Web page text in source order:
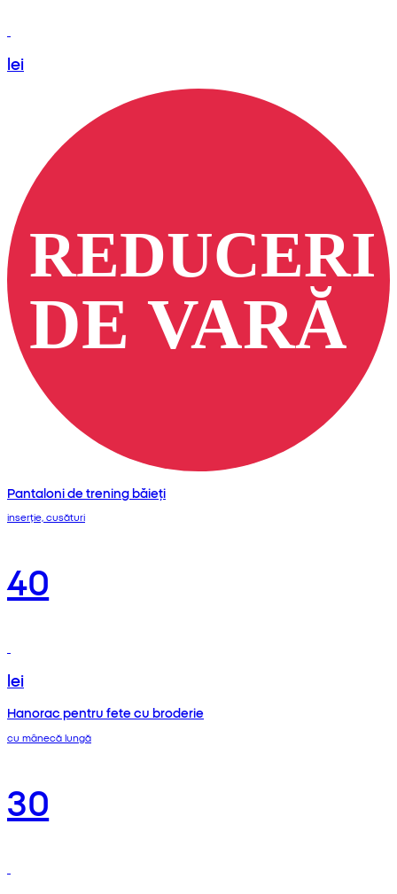
lei
Pantaloni de trening băieți
inserție, cusături
40
lei
Hanorac pentru fete cu broderie
cu mânecă lungă
30